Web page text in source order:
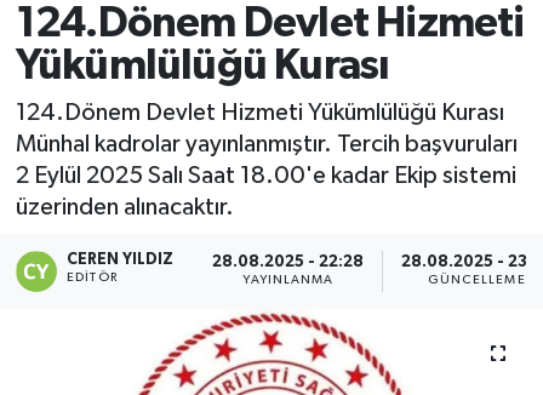
124.Dönem Devlet Hizmeti
Yükümlülüğü Kurası
124.Dönem Devlet Hizmeti Yükümlülüğü Kurası
Münhal kadrolar yayınlanmıştır. Tercih başvuruları
2 Eylül 2025 Salı Saat 18.00'e kadar Ekip sistemi
üzerinden alınacaktır.
CEREN YILDIZ
EDITÖR
28.08.2025 - 22:28
YAYINLANMA
28.08.2025 -
GÜNCELLEME
Atamalar
Mevzuat
Sendika
Kpss - Sınav
Tüm Manşetler
Son Dakika Haberleri
Haber Arşivi